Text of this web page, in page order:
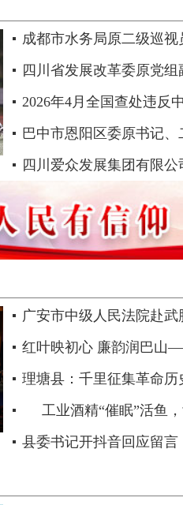
成都市水务局原二级巡
纪律审查和监察调查..
四川省发展改革委原党
任徐立 严重违纪违法被开
2026年4月全国查处违反
神问题21889起..
巴中市恩阳区委原书记
波 接受纪律审查和监察调
四川爱众发展集团有限
广安市中级人民法院赴
司法惩戒工作..
红叶映初心 廉韵润巴山
府”四川省廉洁文艺作品进..
理塘县：千里征集革命历
工业酒精“催眠”活鱼
如此“休眠”..
县委书记开抖音回应留言